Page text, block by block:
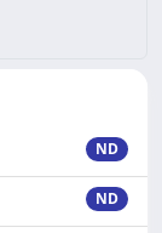
ND
ND